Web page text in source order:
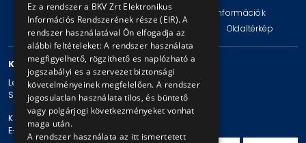
Impresszum Jogi nyilatkozat
Technikai információk
Adatvédelmi politika és tájékoztatások
Oldaltérkép
KAPCSOLAT
Levelezési cím: 1980 Budapest, Pf. 11.
Székhely: 1980 Budapest, Akácfa u. 15.
Központi telefonszám: + 36 1 461-65-00
E-mail cím: bkv@bkv.hu
Ez a rendszer a BKV Zrt Elektronikus
Információs Rendszerének része (EIR). A
rendszer használatával Ön elfogadja az
alábbi feltételeket: A rendszer használata
megfigyelhető, rögzithető es naplózható a
jogszabályi es a szervezet biztonsági
követelményeinek megfelelően. A rendszer
jogosulatlan használata tilos, és büntető
vagy polgárjogi következményeket vonhat
maga után.
A rendszer használata az itt ismertetett